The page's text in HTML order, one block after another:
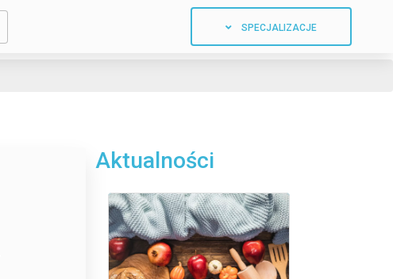
SPECJALIZACJE
Aktualności